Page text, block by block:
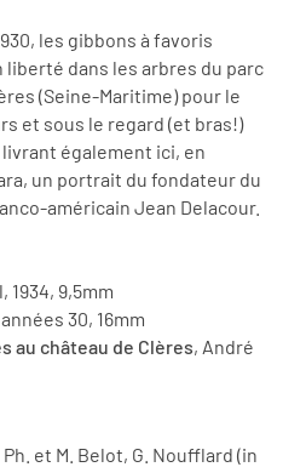
les gibbons à favoris
dans les arbres du parc
(Seine-Maritime) pour le
et sous le regard (et bras!)
également ici, en
un portrait du fondateur du
américain Jean Delacour.
1934, 9,5mm
30, 16mm
au château de Clères, André
et M. Belot, G. Noufflard (in